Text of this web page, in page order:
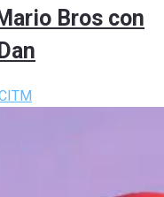
Bros con